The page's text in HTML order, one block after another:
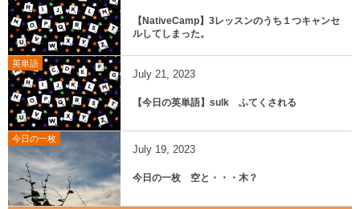
【NativeCamp】3レッスンのうち１つキャンセ
ルしてしまった。
英単語
July 21, 2023
【今日の英単語】sulk ふてくされる
今日の一枚
July 19, 2023
今日の一枚 空と・・・木？